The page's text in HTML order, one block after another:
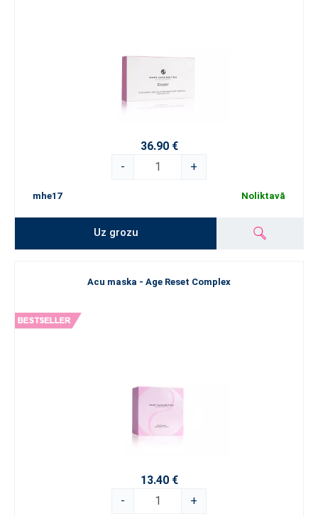
36.90 €
-
+
mhe17 Noliktavā
Uz grozu
Acu maska - Age Reset Complex
13.40 €
-
+